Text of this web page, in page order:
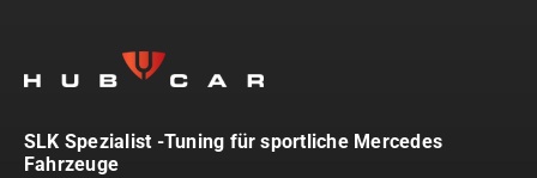
SLK Spezialist -Tuning für sportliche Mercedes
Fahrzeuge